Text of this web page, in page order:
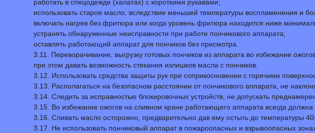
работать в спецодежде (халатах) с короткими рукавами;
использовать старое масло, вследствие меньшей температуры воспламенения и
включать нагрев без фритюра или когда уровень фритюра находится ниже
устранять обнаруженные неисправности при работе пончикового аппарата;
оставлять работающий аппарат для пончиков без присмотра.
3.11. Переворачивание, выгрузку готовых пончиков из аппарата во избежание
при этом давать возможность стекания излишков масла с пончиков.
3.12. Использовать средства защиты рук при соприкосновении с горячими
3.13. Располагаться на безопасном расстоянии от пончикового аппарата, не
3.14. Следить за исправностью блокировочных устройств, не допускать
3.15. Во избежание ожогов на сливном кране работающего аппарата всегда должна
3.16. Сливать масло осторожно, предварительно дав ему остыть до температуры
3.17. Не использовать пончиковый аппарат в пожароопасных и взрывоопасных